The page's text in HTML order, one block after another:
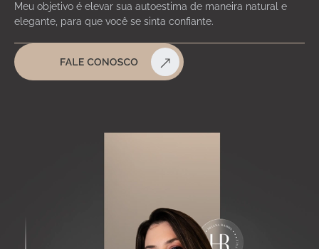
Meu objetivo é elevar sua autoestima de maneira natural e
elegante, para que você se sinta confiante.